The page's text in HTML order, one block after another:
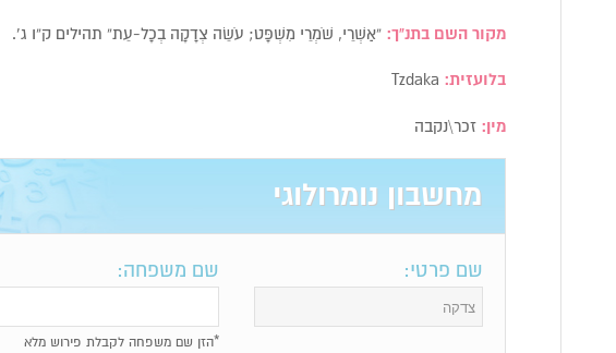
מקור השם בתנ”ך:“אַשְׁרֵי, שֹׁמְרֵי מִשְׁפָּט; עֹשֵׂה צְדָקָה בְכָל-עֵת” תהילים ק”ו ג’.
בלועזית:
מין: זכר\נקבה
מחשבון נומרולוגי
שם פרטי: שם משפחה:
*הזן שם משפחה לקבלת פירוש מלא